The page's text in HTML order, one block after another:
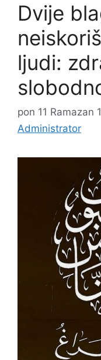
Dvije
ljudi:
pon 11 Ramazan
Administrator